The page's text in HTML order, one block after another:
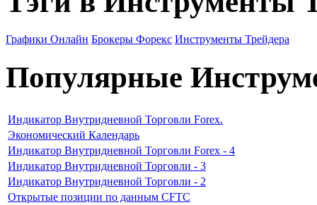
Графики Онлайн Брокеры Форекс Инструменты Трейдера
Популярные
Индикатор Внутридневной Торговли Forex.
Экономический Календарь
Индикатор Внутридневной Торговли Forex - 4
Индикатор Внутридневной Торговли - 3
Индикатор Внутридневной Торговли - 2
Открытые позиции по данным CFTC